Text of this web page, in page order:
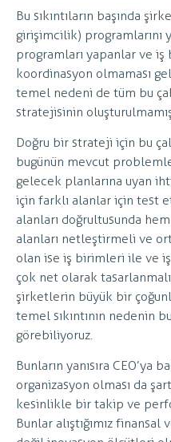
Bu sıkıntıların başında
girişimcilik) programlarını
programları yapanlar ve iş
koordinasyon olmaması
temel nedeni de tüm bu
stratejisinin oluşturulmamış
Doğru bir strateji için bu
bugünün mevcut
gelecek planlarına uyan
için farklı alanlar için test
alanları doğrultusunda
alanları netleştirmeli ve
olan ise iş birimleri ile ve
çok net olarak
şirketlerin büyük bir
temel sıkıntının nedenin
görebiliyoruz.
Bunların yanısıra
organizasyon olması da
kesinlikle bir takip ve
Bunlar alıştığımız